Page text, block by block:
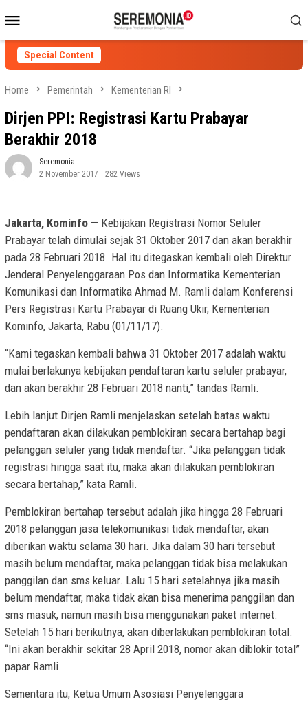
to
contentMenu
Special Content
Home Pemerintah Kementerian RI
Dirjen PPI: Registrasi Kartu Prabayar
Berakhir 2018
Seremonia
2 November 2017
282 Views
Jakarta, Kominfo — Kebijakan Registrasi Nomor Seluler
Prabayar telah dimulai sejak 31 Oktober 2017 dan akan berakhir
pada 28 Februari 2018. Hal itu ditegaskan kembali oleh Direktur
Jenderal Penyelenggaraan Pos dan Informatika Kementerian
Komunikasi dan Informatika Ahmad M. Ramli dalam Konferensi
Pers Registrasi Kartu Prabayar di Ruang Ukir, Kementerian
Kominfo, Jakarta, Rabu (01/11/17).
“Kami tegaskan kembali bahwa 31 Oktober 2017 adalah waktu
mulai berlakunya kebijakan pendaftaran kartu seluler prabayar,
dan akan berakhir 28 Februari 2018 nanti,” tandas Ramli.
Lebih lanjut Dirjen Ramli menjelaskan setelah batas waktu
pendaftaran akan dilakukan pemblokiran secara bertahap bagi
pelanggan seluler yang tidak mendaftar. “Jika pelanggan tidak
registrasi hingga saat itu, maka akan dilakukan pemblokiran
secara bertahap,” kata Ramli.
Pemblokiran bertahap tersebut adalah jika hingga 28 Februari
2018 pelanggan jasa telekomunikasi tidak mendaftar, akan
diberikan waktu selama 30 hari. Jika dalam 30 hari tersebut
masih belum mendaftar, maka pelanggan tidak bisa melakukan
panggilan dan sms keluar. Lalu 15 hari setelahnya jika masih
belum mendaftar, maka tidak akan bisa menerima panggilan dan
sms masuk, namun masih bisa menggunakan paket internet.
Setelah 15 hari berikutnya, akan diberlakukan pemblokiran total.
“Ini akan berakhir sekitar 28 April 2018, nomor akan diblokir total”
papar Ramli.
Sementara itu, Ketua Umum Asosiasi Penyelenggara